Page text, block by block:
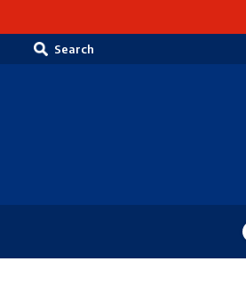
Search